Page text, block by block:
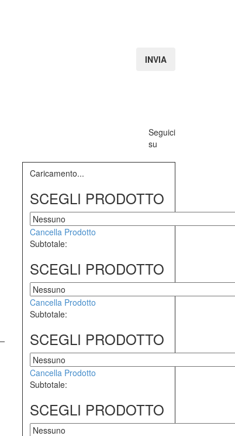
Seguici
su
Caricamento...
SCEGLI PRODOTTO
Cancella Prodotto
Subtotale:
SCEGLI PRODOTTO
Cancella Prodotto
Subtotale:
SCEGLI PRODOTTO
Cancella Prodotto
Subtotale:
SCEGLI PRODOTTO